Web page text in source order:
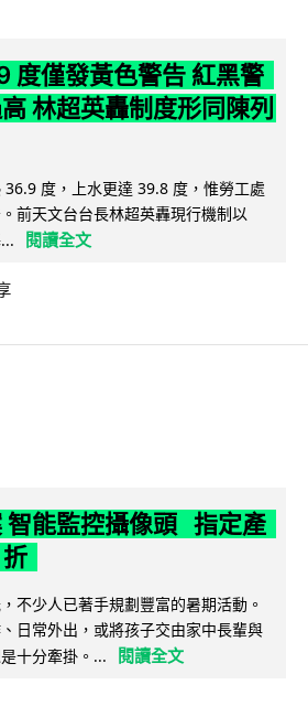
度僅發黃色警告 紅黑警
林超英轟制度形同陳列
度，上水更達 39.8 度，惟勞工處
前天文台台長林超英轟現行機制以
閱讀全文
智能監控攝像頭 指定產
不少人已著手規劃豐富的暑期活動。
日常外出，或將孩子交由家中長輩與
十分牽掛。...
閱讀全文